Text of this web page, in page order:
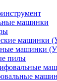
машинки
машинки
пилы